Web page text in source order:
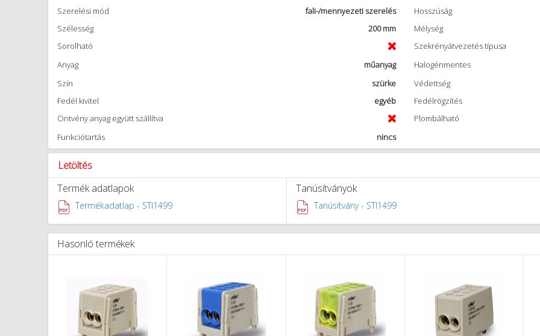
Szerelési mód
fali-/mennyezeti szerelés Hosszúság
Szélesség
200 mm Mélység
Sorolható
Szekrényátvezetés típusa
Anyag
műanyag
Halogénmentes
Szín
szürke Védettség
Fedél kivitel
egyéb Fedélrögzítés
Öntvény anyag együtt szállítva
Plombálható
Funkciótartás
nincs
Letöltés
Termék adatlapok
Termékadatlap - STI1499
Tanúsítványok
Tanúsítvány - STI1499
Hasonló termékek